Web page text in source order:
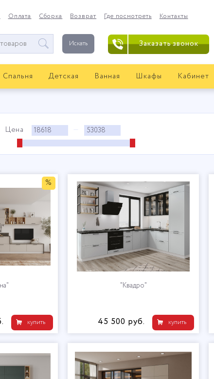
Оплата Сборка Возврат Где посмотреть Контакты
Искать Заказать звонок
Спальня Детская Ванная Шкафы Кабинет
Цена —
%
купить
"Квадро"
купить
45 500 руб.